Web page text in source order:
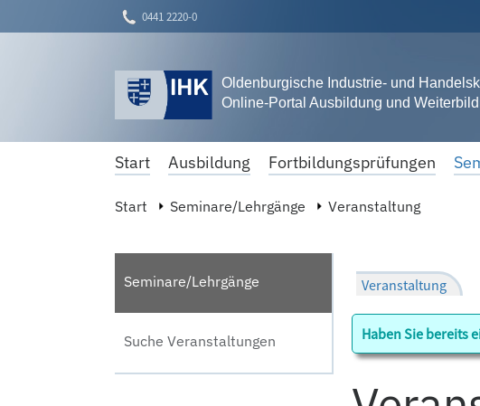
0441 2220-0
Oldenburgische Industrie- und
Online-Portal Ausbildung und
Start Ausbildung Fortbildungsprüfungen
Start Seminare/Lehrgänge Veranstaltung
Seminare/Lehrgänge
Suche Veranstaltungen Haben Sie bereits